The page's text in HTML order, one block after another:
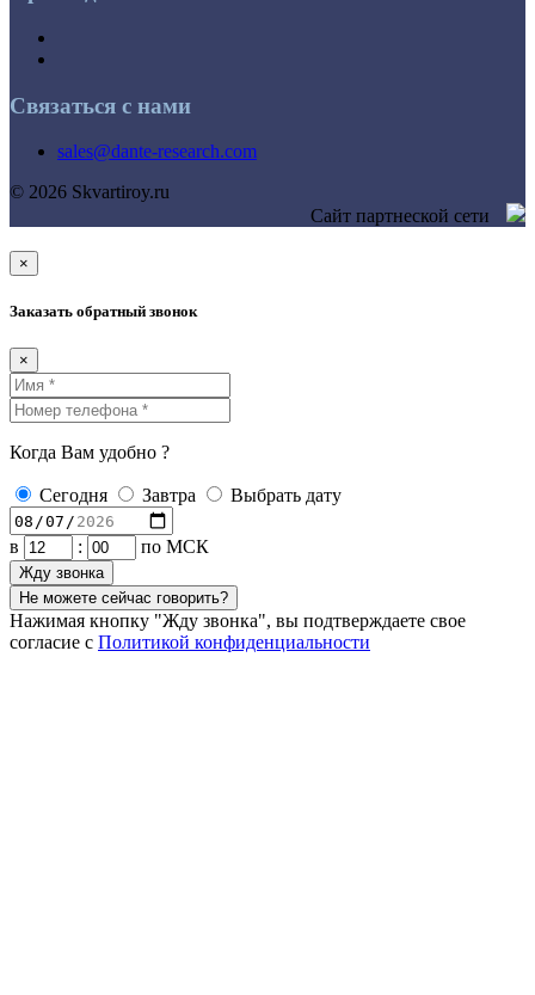
Связаться с нами
sales@dante-research.com
© 2026 Skvartiroy.ru
Сайт партнеской сети
×
Заказать обратный звонок
×
Когда Вам удобно ?
Сегодня Завтра Выбрать дату
в : по МСК
Жду звонка
Не можете сейчас говорить?
Нажимая кнопку "Жду звонка", вы подтверждаете свое
согласие с Политикой конфиденциальности